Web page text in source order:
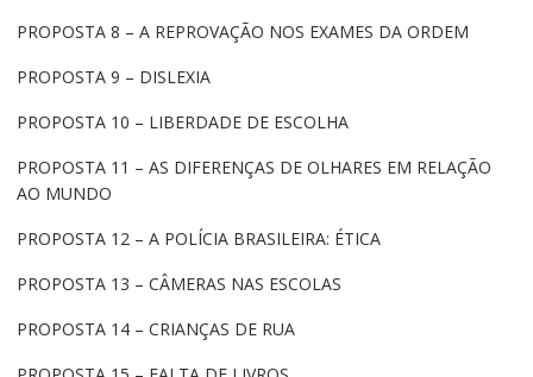
PROPOSTA 8 – A REPROVAÇÃO NOS EXAMES DA ORDEM
PROPOSTA 9 – DISLEXIA
PROPOSTA 10 – LIBERDADE DE ESCOLHA
PROPOSTA 11 – AS DIFERENÇAS DE OLHARES EM RELAÇÃO
AO MUNDO
PROPOSTA 12 – A POLÍCIA BRASILEIRA: ÉTICA
PROPOSTA 13 – CÂMERAS NAS ESCOLAS
PROPOSTA 14 – CRIANÇAS DE RUA